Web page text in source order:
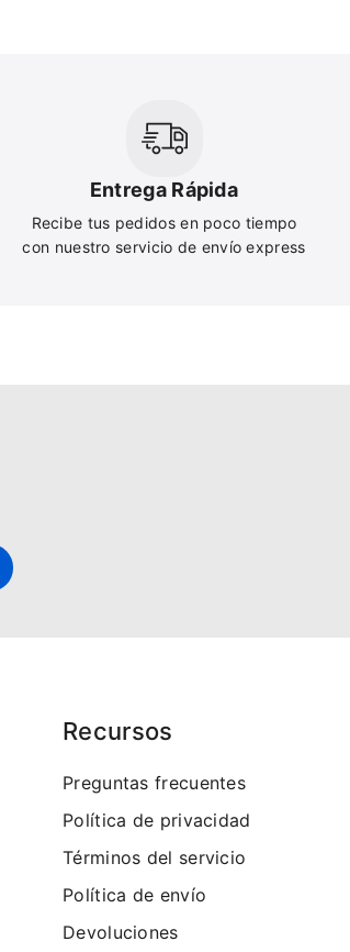
Entrega Rápida
Recibe tus pedidos en poco tiempo
con nuestro servicio de envío express
Recursos
Preguntas frecuentes
Política de privacidad
Términos del servicio
Política de envío
Devoluciones